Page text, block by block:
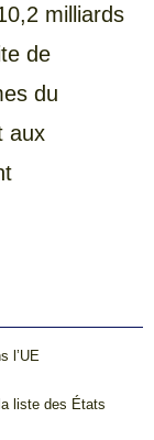
milliards
de
du
aux
l’UE
liste des États